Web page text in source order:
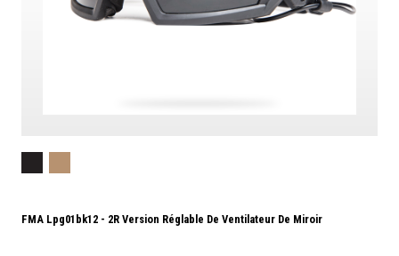
FMA Lpg01bk12 - 2R Version Réglable De Ventilateur De Miroir